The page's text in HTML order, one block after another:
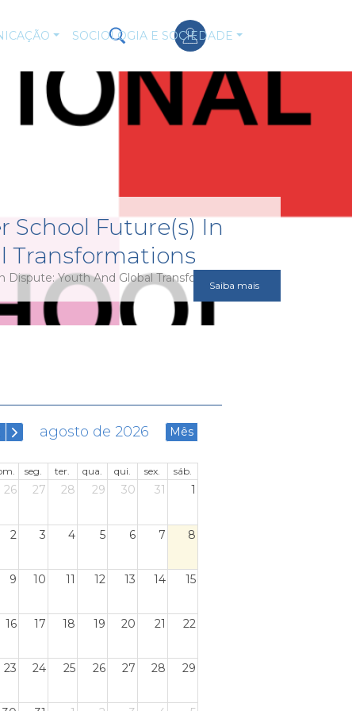
SOCIOLOGIA E SOCIEDADE
School Future(s) In
Transformations
Youth And Global Transformations
Saiba mais
agosto de 2026 Mês
seg. ter. qua. qui. sex. sáb.
26 27 28 29 30 31 1
2 3 4 5 6 7 8
9 10 11 12 13 14 15
16 17 18 19 20 21 22
23 24 25 26 27 28 29